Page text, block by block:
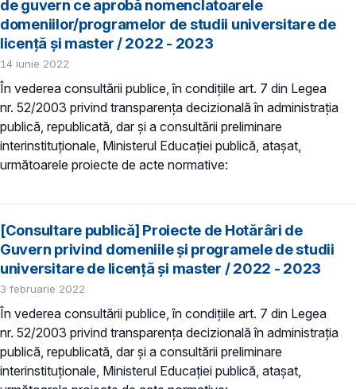
de guvern ce aprobă nomenclatoarele
domeniilor/programelor de studii universitare de
licență și master / 2022 - 2023
14 iunie 2022
În vederea consultării publice, în condiţiile art. 7 din Legea
nr. 52/2003 privind transparenţa decizională în administraţia
publică, republicată, dar și a consultării preliminare
interinstituționale, Ministerul Educaţiei publică, atașat,
următoarele proiecte de acte normative:
[Consultare publică] Proiecte de Hotărâri de
Guvern privind domeniile şi programele de studii
universitare de licență și master / 2022 - 2023
3 februarie 2022
În vederea consultării publice, în condiţiile art. 7 din Legea
nr. 52/2003 privind transparenţa decizională în administraţia
publică, republicată, dar și a consultării preliminare
interinstituționale, Ministerul Educaţiei publică, atașat,